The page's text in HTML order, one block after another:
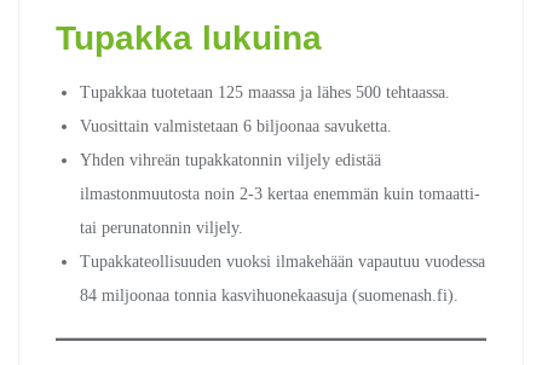
Tupakka lukuina
Tupakkaa tuotetaan 125 maassa ja lähes 500 tehtaassa.
Vuosittain valmistetaan 6 biljoonaa savuketta.
Yhden vihreän tupakkatonnin viljely edistää
ilmastonmuutosta noin 2‐3 kertaa enemmän kuin tomaatti‐
tai perunatonnin viljely.
Tupakkateollisuuden vuoksi ilmakehään vapautuu vuodessa
84 miljoonaa tonnia kasvihuonekaasuja (suomenash.fi).